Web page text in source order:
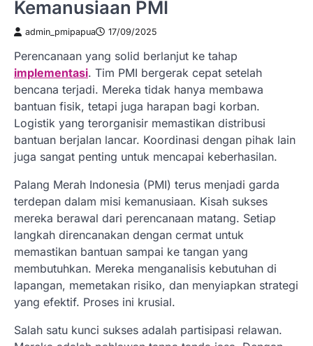
Kemanusiaan PMI
admin_pmipapua 17/09/2025
Perencanaan yang solid berlanjut ke tahap
implementasi. Tim PMI bergerak cepat setelah
bencana terjadi. Mereka tidak hanya membawa
bantuan fisik, tetapi juga harapan bagi korban.
Logistik yang terorganisir memastikan distribusi
bantuan berjalan lancar. Koordinasi dengan pihak lain
juga sangat penting untuk mencapai keberhasilan.
Palang Merah Indonesia (PMI) terus menjadi garda
terdepan dalam misi kemanusiaan. Kisah sukses
mereka berawal dari perencanaan matang. Setiap
langkah direncanakan dengan cermat untuk
memastikan bantuan sampai ke tangan yang
membutuhkan. Mereka menganalisis kebutuhan di
lapangan, memetakan risiko, dan menyiapkan strategi
yang efektif. Proses ini krusial.
Salah satu kunci sukses adalah partisipasi relawan.